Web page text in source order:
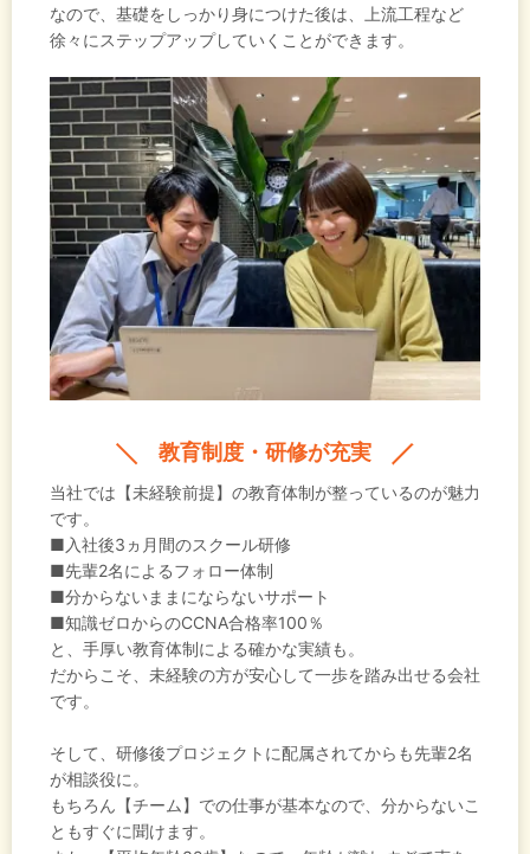
なので、基礎をしっかり身につけた後は、上流工程など
徐々にステップアップしていくことができます。
教育制度・研修が充実
当社では【未経験前提】の教育体制が整っているのが魅力
です。
■入社後3ヵ月間のスクール研修
■先輩2名によるフォロー体制
■分からないままにならないサポート
■知識ゼロからのCCNA合格率100％
と、手厚い教育体制による確かな実績も。
だからこそ、未経験の方が安心して一歩を踏み出せる会社
です。
そして、研修後プロジェクトに配属されてからも先輩2名
が相談役に。
もちろん【チーム】での仕事が基本なので、分からないこ
ともすぐに聞けます。